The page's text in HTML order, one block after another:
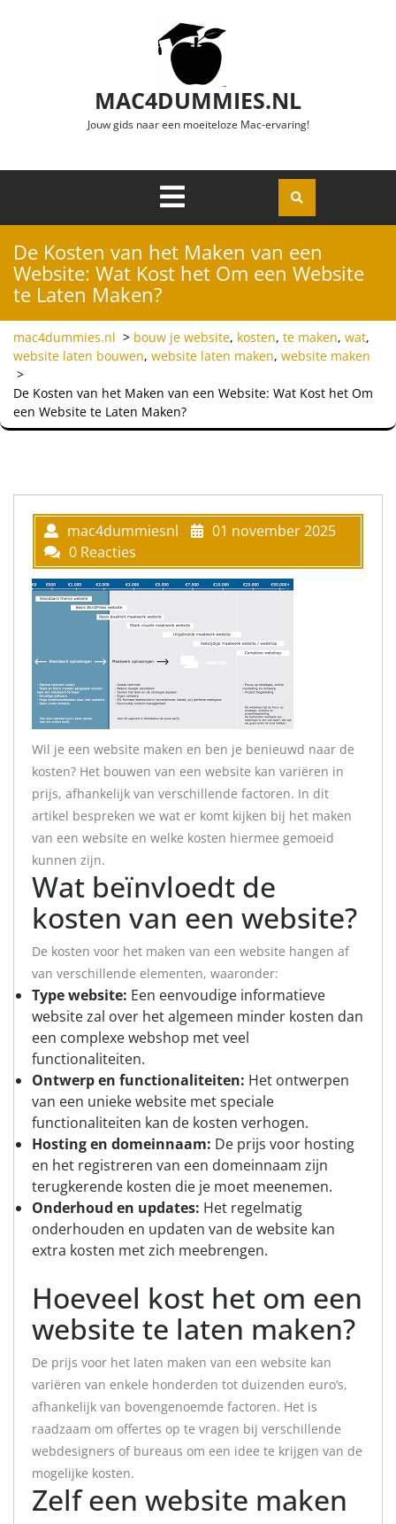
MAC4DUMMIES.NL
Jouw gids naar een moeiteloze Mac-ervaring!
Openen
De Kosten van het Maken van een
Website: Wat Kost het Om een Website
te Laten Maken?
mac4dummies.nl > bouw je website, kosten, te maken, wat,
website laten bouwen, website laten maken, website maken
>
De Kosten van het Maken van een Website: Wat Kost het Om
een Website te Laten Maken?
mac4dummiesnl
01 november 2025
0 Reacties
Wil je een website maken en ben je benieuwd naar de
kosten? Het bouwen van een website kan variëren in
prijs, afhankelijk van verschillende factoren. In dit
artikel bespreken we wat er komt kijken bij het maken
van een website en welke kosten hiermee gemoeid
kunnen zijn.
Wat beïnvloedt de
kosten van een website?
De kosten voor het maken van een website hangen af
van verschillende elementen, waaronder:
Type website: Een eenvoudige informatieve
website zal over het algemeen minder kosten dan
een complexe webshop met veel
functionaliteiten.
Ontwerp en functionaliteiten: Het ontwerpen
van een unieke website met speciale
functionaliteiten kan de kosten verhogen.
Hosting en domeinnaam: De prijs voor hosting
en het registreren van een domeinnaam zijn
terugkerende kosten die je moet meenemen.
Onderhoud en updates: Het regelmatig
onderhouden en updaten van de website kan
extra kosten met zich meebrengen.
Hoeveel kost het om een
​​website te laten maken?
De prijs voor het laten maken van een website kan
variëren van enkele honderden tot duizenden euro’s,
afhankelijk van bovengenoemde factoren. Het is
raadzaam om offertes op te vragen bij verschillende
webdesigners of bureaus om een idee te krijgen van de
mogelijke kosten.
Zelf een website maken